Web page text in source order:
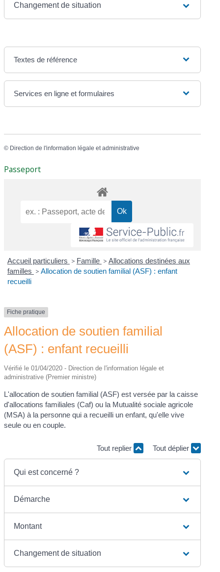
Changement de situation
Textes de référence
Services en ligne et formulaires
© Direction de l'information légale et administrative
Passeport
Accueil particuliers > Famille > Allocations destinées aux
familles > Allocation de soutien familial (ASF) : enfant
recueilli
Fiche pratique
Allocation de soutien familial
(ASF) : enfant recueilli
Vérifié le 01/04/2020 - Direction de l'information légale et
administrative (Premier ministre)
L'allocation de soutien familial (ASF) est versée par la caisse
d'allocations familiales (Caf) ou la Mutualité sociale agricole
(MSA) à la personne qui a recueilli un enfant, qu'elle vive
seule ou en couple.
Tout replier Tout déplier
Qui est concerné ?
Démarche
Montant
Changement de situation